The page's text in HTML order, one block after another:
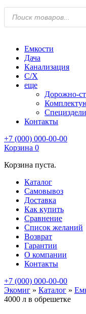
Поиск
товаров
Емкости
Дача
Канализация
С/Х
еще
Дорожно-
Контакты
+7 (000) 000-00-00
Корзина 0
Корзина пуста.
Каталог
Самовывоз
Доставка
Как купить
Сравнение
Список желаний
Возврат
Гарантии
О компании
Контакты
+7 (000) 000-00-00
Экомиг » Каталог »
4000 л в обрешетке